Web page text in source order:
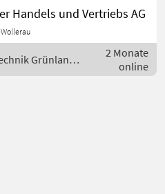
wenig
Erntetechnik
Erntetechnik
Handels und Vertriebs AG
Grünland
2 Monate
online